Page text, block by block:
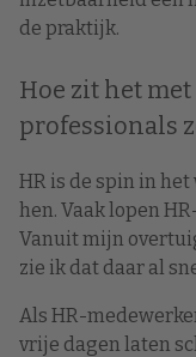
de praktijk.
Hoe zit het
professionals
HR is de spin in
hen. Vaak lopen
Vanuit mijn
zie ik dat daar al
Als HR-
vrije dagen laten